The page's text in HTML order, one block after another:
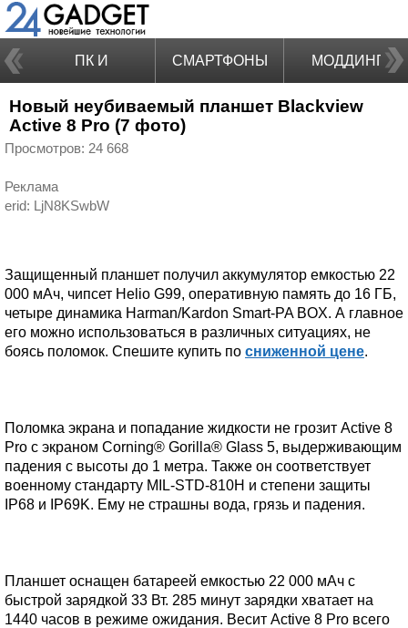
ПК И
НОУТБУКИ
СМАРТФОНЫ МОДДИНГ
Новый неубиваемый планшет Blackview
Active 8 Pro (7 фото)
Просмотров: 24 668
Реклама
Защищенный планшет получил аккумулятор емкостью 22
000 мАч, чипсет Helio G99, оперативную память до 16 ГБ,
четыре динамика Harman/Kardon Smart-PA BOX. А главное
его можно использоваться в различных ситуациях, не
боясь поломок. Спешите купить по сниженной цене.
Поломка экрана и попадание жидкости не грозит Active 8
Pro с экраном Corning® Gorilla® Glass 5, выдерживающим
падения с высоты до 1 метра. Также он соответствует
военному стандарту MIL-STD-810H и степени защиты
IP68 и IP69K. Ему не страшны вода, грязь и падения.
Планшет оснащен батареей емкостью 22 000 мАч с
быстрой зарядкой 33 Вт. 285 минут зарядки хватает на
1440 часов в режиме ожидания. Весит Active 8 Pro всего